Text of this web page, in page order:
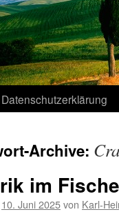
Datenschutzerklärung
Archive:
im
10. Juni 2025von Karl-